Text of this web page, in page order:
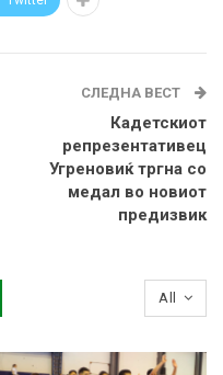
СЛЕДНА ВЕСТ
Кадетскиот
репрезентативец
Угреновиќ тргна со
медал во новиот
предизвик
All